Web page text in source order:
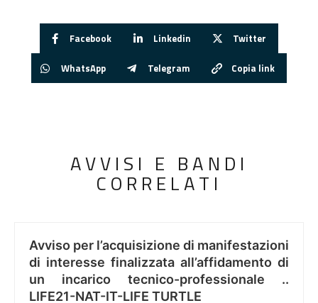
Facebook Linkedin Twitter
WhatsApp Telegram Copia link
AVVISI E BANDI
CORRELATI
Avviso per l’acquisizione di manifestazioni
di interesse finalizzata all’affidamento di
un incarico tecnico-professionale ..
LIFE21-NAT-IT-LIFE TURTLE